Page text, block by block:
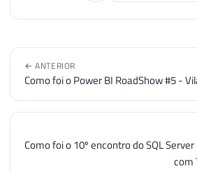
← ANTERIOR
Como foi o Power BI RoadShow #5 -
Como foi o 10º encontro do SQL
com